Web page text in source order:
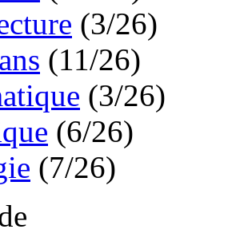
(3/26)
(11/26)
(3/26)
(6/26)
(7/26)